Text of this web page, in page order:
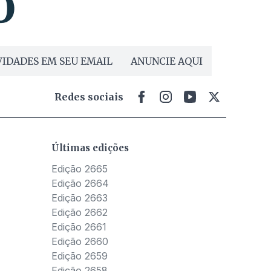
EM SEU EMAIL ANUNCIE AQUI
Redes sociais
Últimas edições
Edição 2665
Edição 2664
Edição 2663
Edição 2662
Edição 2661
Edição 2660
Edição 2659